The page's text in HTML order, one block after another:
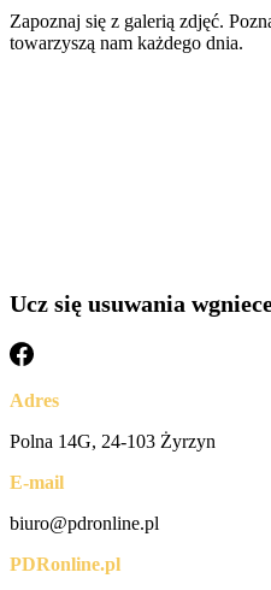
Zapoznaj się z galerią zdjęć.
towarzyszą nam każdego dnia.
Ucz się usuwania
Adres
Polna 14G, 24-103 Żyrzyn
E-mail
biuro@pdronline.pl
PDRonline.pl